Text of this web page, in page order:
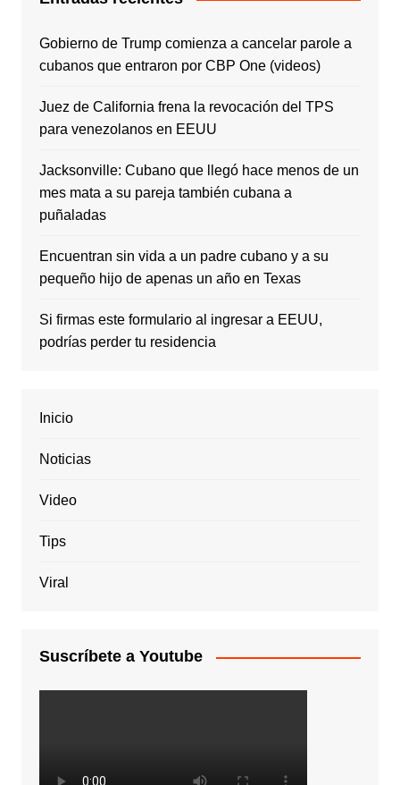
Gobierno de Trump comienza a cancelar parole a
cubanos que entraron por CBP One (videos)
Juez de California frena la revocación del TPS
para venezolanos en EEUU
Jacksonville: Cubano que llegó hace menos de un
mes mata a su pareja también cubana a
puñaladas
Encuentran sin vida a un padre cubano y a su
pequeño hijo de apenas un año en Texas
Si firmas este formulario al ingresar a EEUU,
podrías perder tu residencia
Inicio
Noticias
Video
Tips
Viral
Suscríbete a Youtube